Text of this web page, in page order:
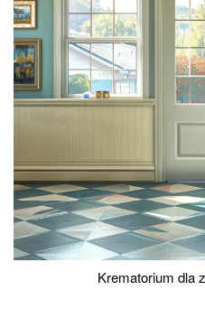
Krematorium dla